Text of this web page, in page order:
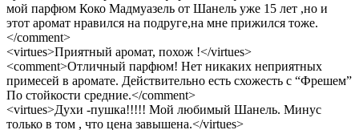
мой парфюм Коко Мадмуазель от Шанель уже 15 лет ,но и
этот аромат нравился на подруге,на мне прижился тоже.
</comment>
<virtues>Приятный аромат, похож !</virtues>
<comment>Отличный парфюм! Нет никаких неприятных
примесей в аромате. Действительно есть схожесть с “Фрешем”
По стойкости средние.</comment>
<virtues>Духи -пушка!!!!! Мой любимый Шанель. Минус
только в том , что цена завышена.</virtues>